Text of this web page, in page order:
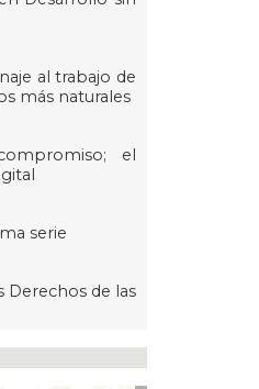
al trabajo de
más naturales
el
serie
Derechos de las
de